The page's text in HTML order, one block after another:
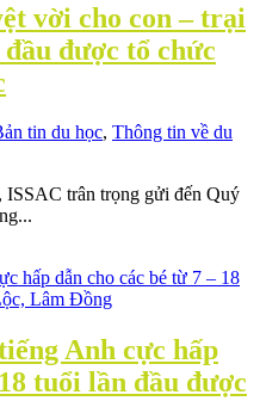
vời cho con – trại
được tổ chức
tin du học, Thông tin về du
ISSAC trân trọng gửi đến Quý
Anh cực hấp
tuổi lần đầu được